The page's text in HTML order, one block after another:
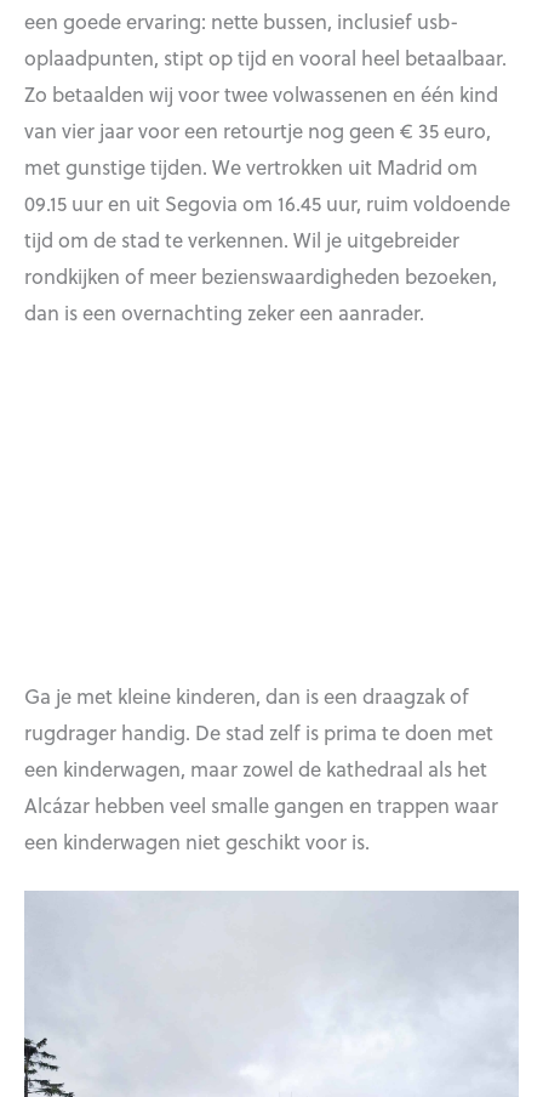
een goede ervaring: nette bussen, inclusief usb-
oplaadpunten, stipt op tijd en vooral heel betaalbaar.
Zo betaalden wij voor twee volwassenen en één kind
van vier jaar voor een retourtje nog geen € 35 euro,
met gunstige tijden. We vertrokken uit Madrid om
09.15 uur en uit Segovia om 16.45 uur, ruim voldoende
tijd om de stad te verkennen. Wil je uitgebreider
rondkijken of meer bezienswaardigheden bezoeken,
dan is een overnachting zeker een aanrader.
Ga je met kleine kinderen, dan is een draagzak of
rugdrager handig. De stad zelf is prima te doen met
een kinderwagen, maar zowel de kathedraal als het
Alcázar hebben veel smalle gangen en trappen waar
een kinderwagen niet geschikt voor is.